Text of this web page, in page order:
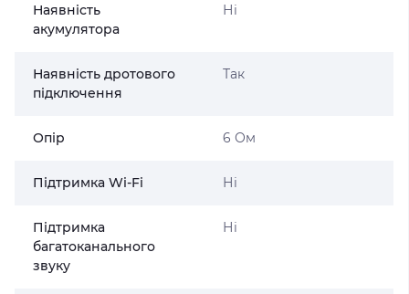
Наявність
акумулятора
Ні
Наявність дротового
підключення
Так
Опір 6 Ом
Підтримка Wi-Fi Ні
Підтримка
багатоканального
звуку
Ні